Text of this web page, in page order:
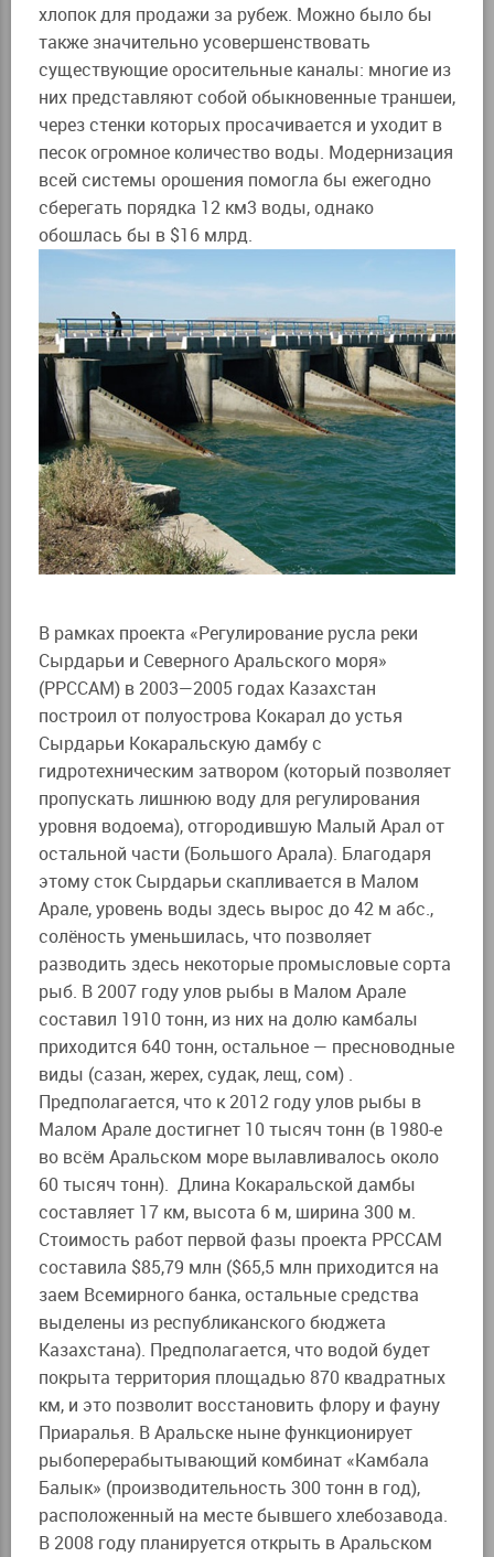
хлопок для продажи за рубеж. Можно было бы
также значительно усовершенствовать
существующие оросительные каналы: многие из
них представляют собой обыкновенные траншеи,
через стенки которых просачивается и уходит в
песок огромное количество воды. Модернизация
всей системы орошения помогла бы ежегодно
сберегать порядка 12 км3 воды, однако
обошлась бы в $16 млрд.
В рамках проекта «Регулирование русла реки
Сырдарьи и Северного Аральского моря»
(РРССАМ) в 2003—2005 годах Казахстан
построил от полуострова Кокарал до устья
Сырдарьи Кокаральскую дамбу с
гидротехническим затвором (который позволяет
пропускать лишнюю воду для регулирования
уровня водоема), отгородившую Малый Арал от
остальной части (Большого Арала). Благодаря
этому сток Сырдарьи скапливается в Малом
Арале, уровень воды здесь вырос до 42 м абс.,
солёность уменьшилась, что позволяет
разводить здесь некоторые промысловые сорта
рыб. В 2007 году улов рыбы в Малом Арале
составил 1910 тонн, из них на долю камбалы
приходится 640 тонн, остальное — пресноводные
виды (сазан, жерех, судак, лещ, сом) .
Предполагается, что к 2012 году улов рыбы в
Малом Арале достигнет 10 тысяч тонн (в 1980-е
во всём Аральском море вылавливалось около
60 тысяч тонн). Длина Кокаральской дамбы
составляет 17 км, высота 6 м, ширина 300 м.
Стоимость работ первой фазы проекта РРССАМ
составила $85,79 млн ($65,5 млн приходится на
заем Всемирного банка, остальные средства
выделены из республиканского бюджета
Казахстана). Предполагается, что водой будет
покрыта территория площадью 870 квадратных
км, и это позволит восстановить флору и фауну
Приаралья. В Аральске ныне функционирует
рыбоперерабытывающий комбинат «Камбала
Балык» (производительность 300 тонн в год),
расположенный на месте бывшего хлебозавода.
В 2008 году планируется открыть в Аральском